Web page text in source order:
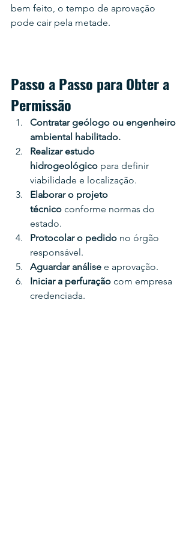
bem feito, o tempo de aprovação
pode cair pela metade.
Passo a Passo para Obter a
Permissão
Contratar geólogo ou engenheiro
ambiental habilitado.
Realizar estudo
hidrogeológico para definir
viabilidade e localização.
Elaborar o projeto
técnico conforme normas do
estado.
Protocolar o pedido no órgão
responsável.
Aguardar análise e aprovação.
Iniciar a perfuração com empresa
credenciada.